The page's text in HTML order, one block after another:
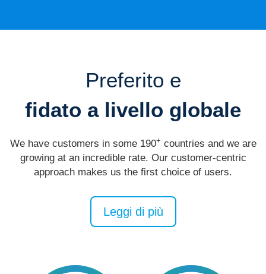
Preferito e
fidato a livello globale
We have customers in some 190+ countries and we are
growing at an incredible rate. Our customer-centric
approach makes us the first choice of users.
Leggi di più